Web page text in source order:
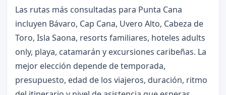
Las rutas más consultadas para Punta Cana
incluyen Bávaro, Cap Cana, Uvero Alto, Cabeza de
Toro, Isla Saona, resorts familiares, hoteles adults
only, playa, catamarán y excursiones caribeñas. La
mejor elección depende de temporada,
presupuesto, edad de los viajeros, duración, ritmo